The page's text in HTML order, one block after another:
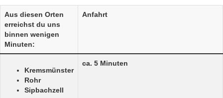
Aus diesen Orten
erreichst du uns
binnen wenigen
Minuten:
Anfahrt
Kremsmünster
Rohr
Sipbachzell
ca. 5 Minuten